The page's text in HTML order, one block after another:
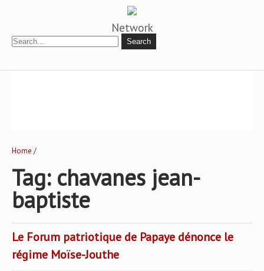
Network
Home /
Tag: chavanes jean-
baptiste
Le Forum patriotique de Papaye dénonce le
régime Moïse-Jouthe